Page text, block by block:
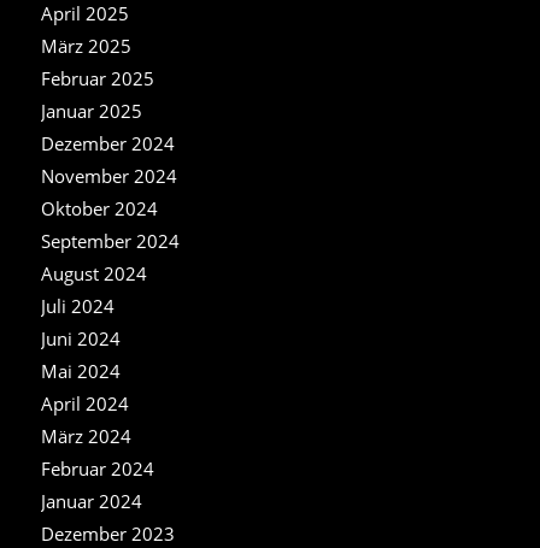
April 2025
März 2025
Februar 2025
Januar 2025
Dezember 2024
November 2024
Oktober 2024
September 2024
August 2024
Juli 2024
Juni 2024
Mai 2024
April 2024
März 2024
Februar 2024
Januar 2024
Dezember 2023